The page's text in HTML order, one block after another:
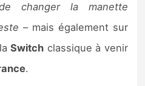
changer la manette
– mais également sur
Switch classique à venir
.